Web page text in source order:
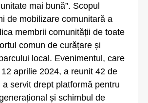
mai bună”. Scopul
de mobilizare comunitară a
membrii comunității de toate
comun de curățare și
local. Evenimentul, care
aprilie 2024, a reunit 42 de
a servit drept platformă pentru
și schimbul de